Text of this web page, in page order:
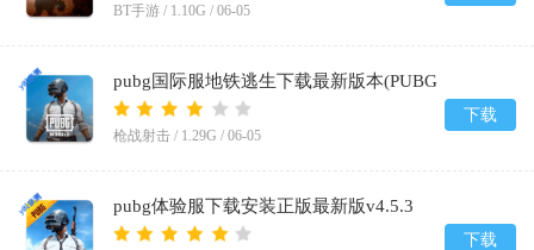
BT手游 / 1.10G / 06-05
pubg国际服地铁逃生下载最新版本(PUBG
MOBILE)v4.4.0
枪战射击 / 1.29G / 06-05
下载
pubg体验服下载安装正版最新版v4.5.3
下载